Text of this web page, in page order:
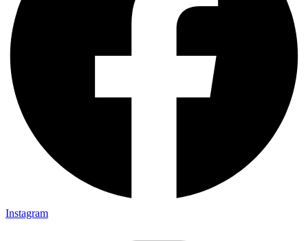
Instagram